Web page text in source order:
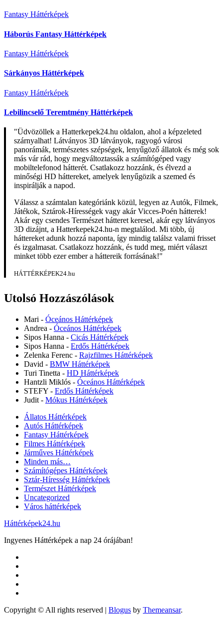
Fantasy Háttérképek
Háborús Fantasy Háttérképek
Fantasy Háttérképek
Sárkányos Háttérképek
Fantasy Háttérképek
Lebilincselő Teremtmény Háttérképek
"Üdvözöllek a Hatterkepek24.hu oldalon, ahol a képzeleted
szárnyalhat! Látványos 3D látványok, ragyogó városi
panorámák, természetes szépségek, lenyűgöző állatok és még sok
más vár rád, hogy megváltoztassák a számítógéped vagy
mobiltelefonod hátterét. Csatlakozz hozzánk, és élvezd a
minőségi HD háttereket, amelyek lenyűgözik a szemed és
inspirálják a napod.
Válassz a számtalan kategóriánk közül, legyen az Autók, Filmek,
Játékok, Sztárok-Hírességek vagy akár Vicces-Poén hátterek!
Akár egy csendes Természet hátteret keresel, akár egy látványos
3D dizájnt, a Hatterkepek24.hu-n megtalálod. Mi több, új
háttereket adunk hozzá naponta, így mindig találsz valami frisset
és izgalmasat. Csatlakozz hozzánk, és tudd meg, miért választ
minket több ezer ember a háttereik forrásának!"
HÁTTÉRKÉPEK24.hu
Utolsó Hozzászólások
Mari - Óceános Háttérképek
Andrea - Óceános Háttérképek
Sipos Hanna - Cicás Háttérképek
Sipos Hanna - Erdős Háttérképek
Zelenka Ferenc - Rajzfilmes Háttérképek
David - BMW Háttérképek
Turi Tinetta - HD Háttérképek
Hantzli Miklós - Óceános Háttérképek
STEFY - Erdős Háttérképek
Judit - Mókus Háttérképek
Állatos Háttérképek
Autós Háttérképek
Fantasy Háttérképek
Filmes Háttérképek
Járműves Háttérképek
Minden más…
Számítógépes Háttérképek
Sztár-Híresség Háttérképek
Természet Háttérképek
Uncategorized
Város háttérképek
Háttérképek24.hu
Ingyenes Háttérképek a nap 24 órájában!
Copyright © All rights reserved | Blogus by Themeansar.